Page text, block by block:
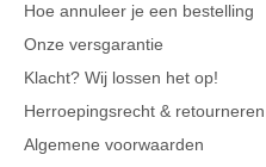
Hoe annuleer je een bestelling
Onze versgarantie
Klacht? Wij lossen het op!
Herroepingsrecht & retourneren
Algemene voorwaarden